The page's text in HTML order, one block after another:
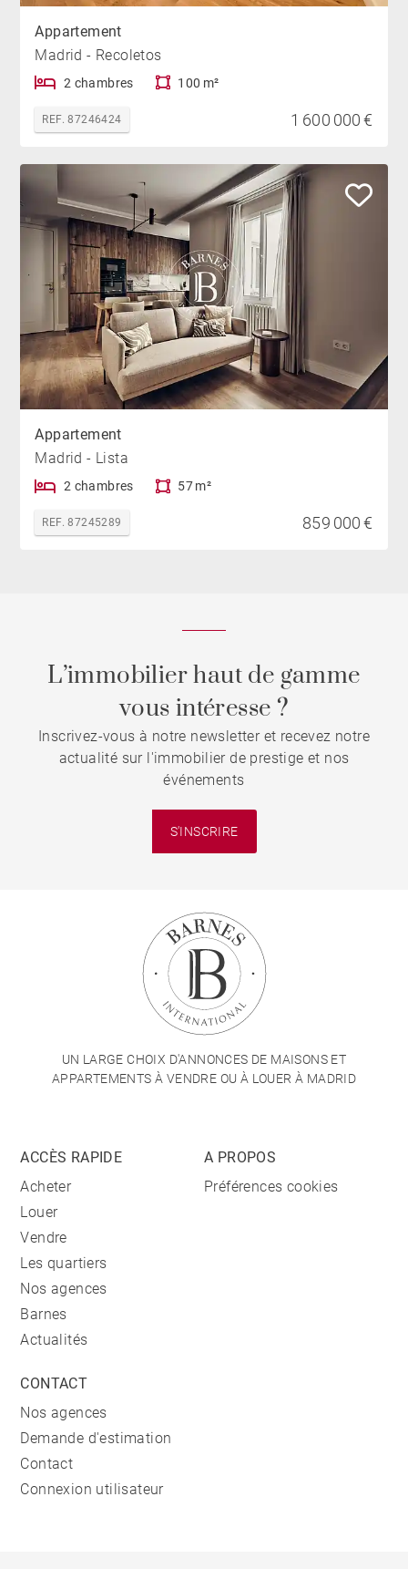
Appartement
Madrid - Recoletos
2 chambres 100 m²
REF. 87246424 1 600 000 €
Appartement
Madrid - Lista
2 chambres 57 m²
REF. 87245289 859 000 €
L’immobilier haut de gamme
vous intéresse ?
Inscrivez-vous à notre newsletter et recevez notre
actualité sur l'immobilier de prestige et nos
événements
S'INSCRIRE
UN LARGE CHOIX D'ANNONCES DE MAISONS ET
APPARTEMENTS À VENDRE OU À LOUER À MADRID
ACCÈS RAPIDE
Acheter
Louer
Vendre
Les quartiers
Nos agences
Barnes
Actualités
A PROPOS
Préférences cookies
CONTACT
Nos agences
Demande d'estimation
Contact
Connexion utilisateur